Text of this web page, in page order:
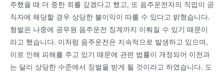
주했을 때 더 중한 죄를 갚겠다고 했고, 또 음주운전자의 직업이 공
직자에 해당할 경우 상당한 불이익이 따를 수 있다고 밝혔습니다.
형벌은 나중에 공무원 음주운전 징계까지 이뤄질 수 있기 때문이
라고 했습니다. 이처럼 음주운전은 지속적으로 발생하고 있으며,
이로 인해 피해를 주고 있기 때문에 관련 법률이 개정되어 이전과
는 달리 상당한 수준에서 징벌을 받게 될 것이라고 하였습니다. 도